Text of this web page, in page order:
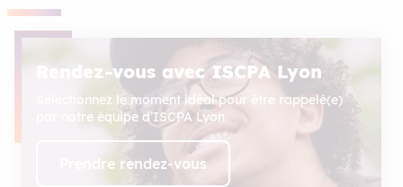
Rendez-vous avec ISCPA Lyon
Sélectionnez le moment idéal pour être rappelé(e)
par notre équipe d’ISCPA Lyon
Prendre rendez-vous